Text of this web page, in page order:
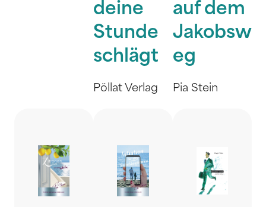
deine
Stunde
schlägt
Pöllat Verlag
auf dem
Jakobsw
eg
Pia Stein